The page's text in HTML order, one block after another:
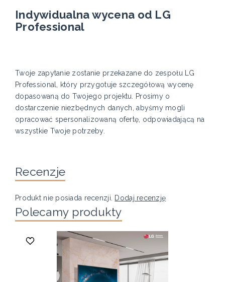
Indywidualna wycena od LG
Professional
Twoje zapytanie zostanie przekazane do zespołu LG
Professional, który przygotuje szczegółową wycenę
dopasowaną do Twojego projektu. Prosimy o
dostarczenie niezbędnych danych, abyśmy mogli
opracować spersonalizowaną ofertę, odpowiadającą na
wszystkie Twoje potrzeby.
Recenzje
Produkt nie posiada recenzji. Dodaj recenzję
Polecamy produkty